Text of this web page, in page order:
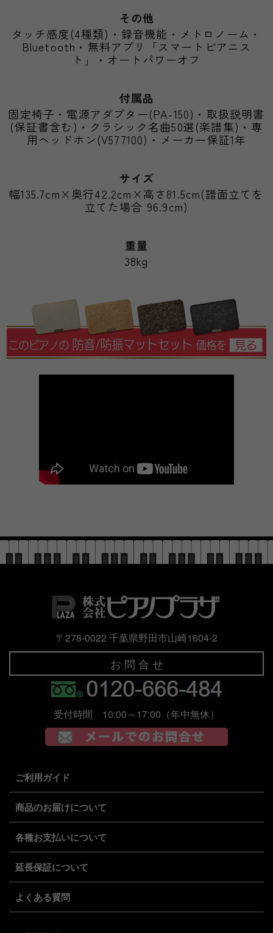
その他
タッチ感度(4種類)・録音機能・メトロノーム・
Bluetooth・無料アプリ「スマートピアニス
ト」・オートパワーオフ
付属品
固定椅子・電源アダプター(PA-150)・取扱説明書
(保証書含む)・クラシック名曲50選(楽譜集)・専
用ヘッドホン(V577100)・メーカー保証1年
サイズ
幅135.7cm×奥行42.2cm×高さ81.5cm(譜面立てを
立てた場合 96.9cm)
重量
38kg
〒278-0022 千葉県野田市山崎1604-2
お 問 合 せ
受付時間 10:00～17:00（年中無休）
ご利用ガイド
商品のお届けについて
各種お支払いについて
延長保証について
よくある質問